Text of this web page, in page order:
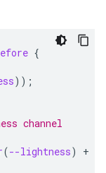
{
));
channel
(--lightness) +